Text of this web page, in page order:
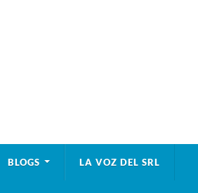
BLOGS LA VOZ DEL SRL